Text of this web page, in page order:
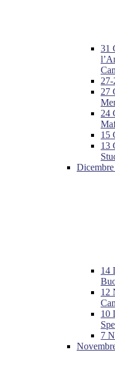
31
27
24
15
13
14
12
10
7